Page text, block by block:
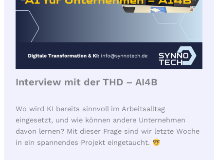
Interview mit der THD – AI4B
Wo wird KI bereits sinnvoll im Arbeitsalltag
eingesetzt, und wie können andere Unternehmen
davon lernen? Mit dieser Frage sind wir letzte Woche
in ein spannendes Projekt eingetaucht.